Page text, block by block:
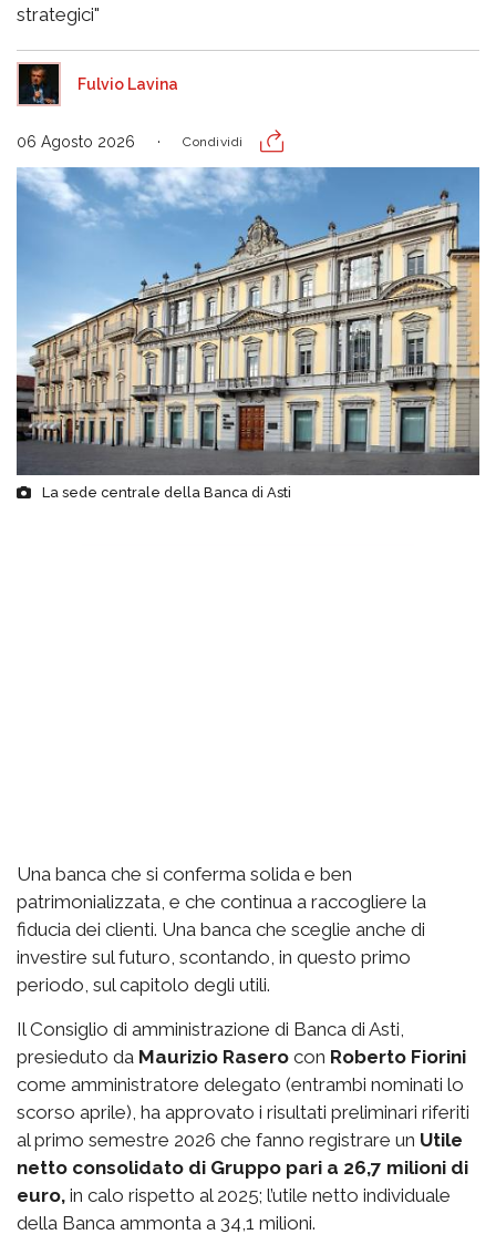
strategici"
Fulvio Lavina
06 Agosto 2026 Condividi
La sede centrale della Banca di Asti
Una banca che si conferma solida e ben
patrimonializzata, e che continua a raccogliere la
fiducia dei clienti. Una banca che sceglie anche di
investire sul futuro, scontando, in questo primo
periodo, sul capitolo degli utili.
Il Consiglio di amministrazione di Banca di Asti,
presieduto da Maurizio Rasero con Roberto Fiorini
come amministratore delegato (entrambi nominati lo
scorso aprile), ha approvato i risultati preliminari riferiti
al primo semestre 2026 che fanno registrare un Utile
netto consolidato di Gruppo pari a 26,7 milioni di
euro, in calo rispetto al 2025; l’utile netto individuale
della Banca ammonta a 34,1 milioni.